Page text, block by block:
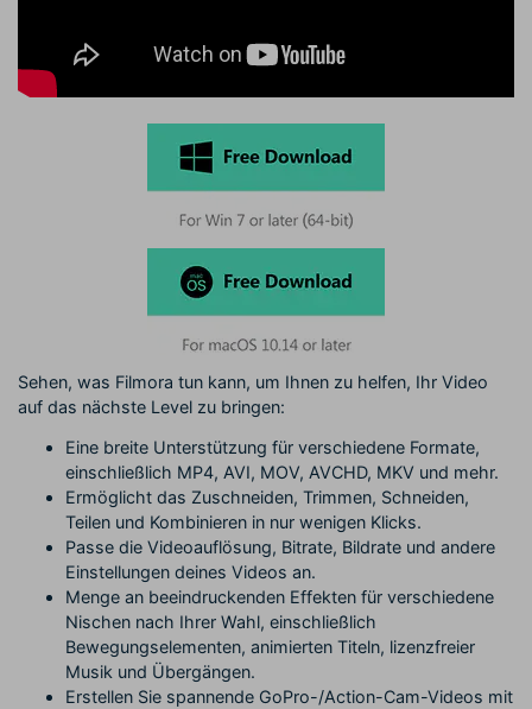
Sehen, was Filmora tun kann, um Ihnen zu helfen, Ihr Video
auf das nächste Level zu bringen:
Eine breite Unterstützung für verschiedene Formate,
einschließlich MP4, AVI, MOV, AVCHD, MKV und mehr.
Ermöglicht das Zuschneiden, Trimmen, Schneiden,
Teilen und Kombinieren in nur wenigen Klicks.
Passe die Videoauflösung, Bitrate, Bildrate und andere
Einstellungen deines Videos an.
Menge an beeindruckenden Effekten für verschiedene
Nischen nach Ihrer Wahl, einschließlich
Bewegungselementen, animierten Titeln, lizenzfreier
Musik und Übergängen.
Erstellen Sie spannende GoPro-/Action-Cam-Videos mit